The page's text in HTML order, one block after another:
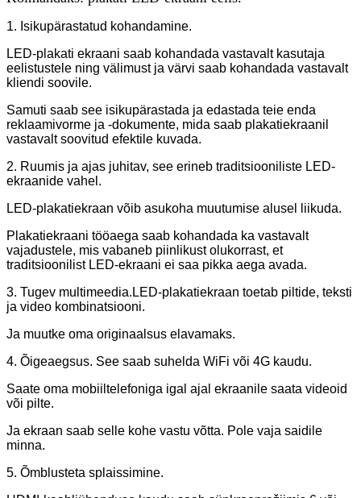
1. Isikupärastatud kohandamine.
LED-plakati ekraani saab kohandada vastavalt kasutaja
eelistustele ning välimust ja värvi saab kohandada vastavalt
kliendi soovile.
Samuti saab see isikupärastada ja edastada teie enda
reklaamivorme ja -dokumente, mida saab plakatiekraanil
vastavalt soovitud efektile kuvada.
2. Ruumis ja ajas juhitav, see erineb traditsiooniliste LED-
ekraanide vahel.
LED-plakatiekraan võib asukoha muutumise alusel liikuda.
Plakatiekraani tööaega saab kohandada ka vastavalt
vajadustele, mis vabaneb piinlikust olukorrast, et
traditsioonilist LED-ekraani ei saa pikka aega avada.
3. Tugev multimeedia.LED-plakatiekraan toetab piltide, teksti
ja video kombinatsiooni.
Ja muutke oma originaalsus elavamaks.
4. Õigeaegsus. See saab suhelda WiFi või 4G kaudu.
Saate oma mobiiltelefoniga igal ajal ekraanile saata videoid
või pilte.
Ja ekraan saab selle kohe vastu võtta. Pole vaja saidile
minna.
5. Õmblusteta splaissimine.